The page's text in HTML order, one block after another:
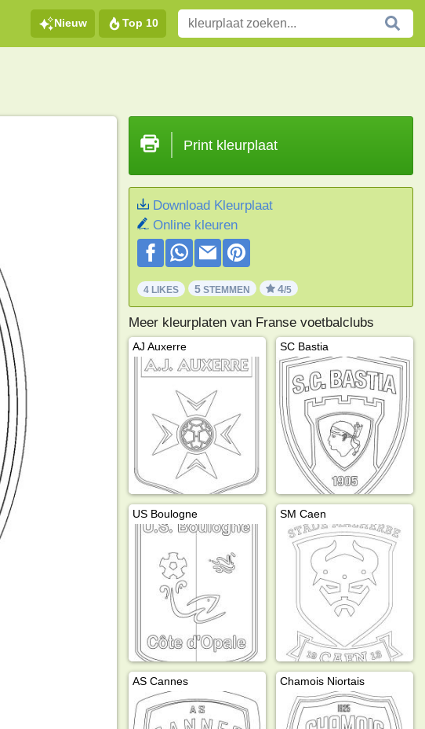
Nieuw Top 10
Print kleurplaat
Download Kleurplaat
Online kleuren
4 LIKES 5STEMMEN 4/5
Meer kleurplaten van Franse voetbalclubs
AJ Auxerre SC Bastia
US Boulogne SM Caen
AS Cannes Chamois Niortais